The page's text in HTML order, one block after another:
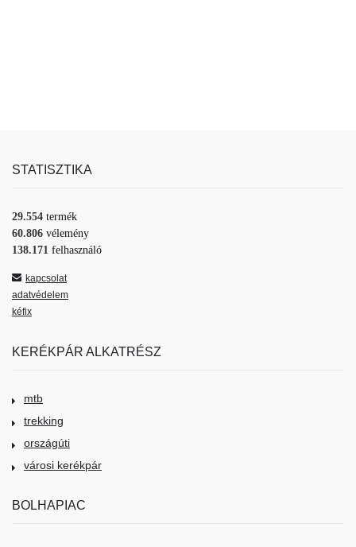
STATISZTIKA
29.554 termék
60.806 vélemény
138.171 felhasználó
kapcsolat
adatvédelem
kéfix
KERÉKPÁR ALKATRÉSZ
mtb
trekking
országúti
városi kerékpár
BOLHAPIAC